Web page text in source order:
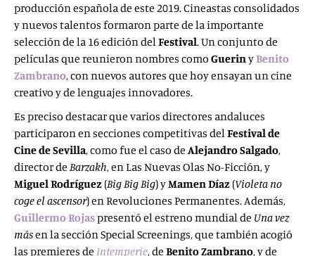
producción española de este 2019. Cineastas consolidados
y nuevos talentos formaron parte de la importante
selección de la 16 edición delFestival. Un conjunto de
películas que reunieron nombres como GuerinyBenito
Zambrano, con nuevos autores que hoy ensayan un cine
creativo y de lenguajes innovadores.
Es preciso destacar que varios directores andaluces
participaron en secciones competitivas delFestivalde
Cine de Sevilla, como fue el caso deAlejandroSalgado,
director de Barzakh, en Las Nuevas Olas No-Ficción, y
Miguel Rodríguez (Big Big Big) yMamen Díaz (Violeta no
coge el ascensor) en Revoluciones Permanentes. Además,
GuillermoRojaspresentó el estreno mundial de Una vez
másen la sección Special Screenings, que también acogió
las premieres de Intemperie, de Benito Zambrano, y de